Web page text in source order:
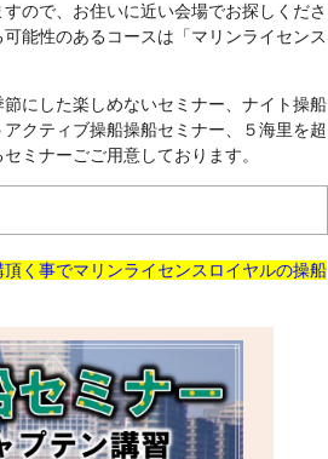
ので、お住いに近い会場でお探しくださ
能性のあるコースは「マリンライセンス
にした楽しめないセミナー、ナイト操船
クティブ操船操船セミナー、５海里を超
ミナーごご用意しております。
く事でマリンライセンスロイヤルの操船